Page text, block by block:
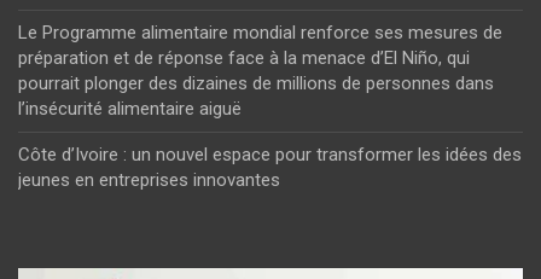
Le Programme alimentaire mondial renforce ses mesures de
préparation et de réponse face à la menace d’El Niño, qui
pourrait plonger des dizaines de millions de personnes dans
l’insécurité alimentaire aiguë
Côte d’Ivoire : un nouvel espace pour transformer les idées des
jeunes en entreprises innovantes